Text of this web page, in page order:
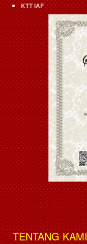
KTT IAF
TENTANG KAMI